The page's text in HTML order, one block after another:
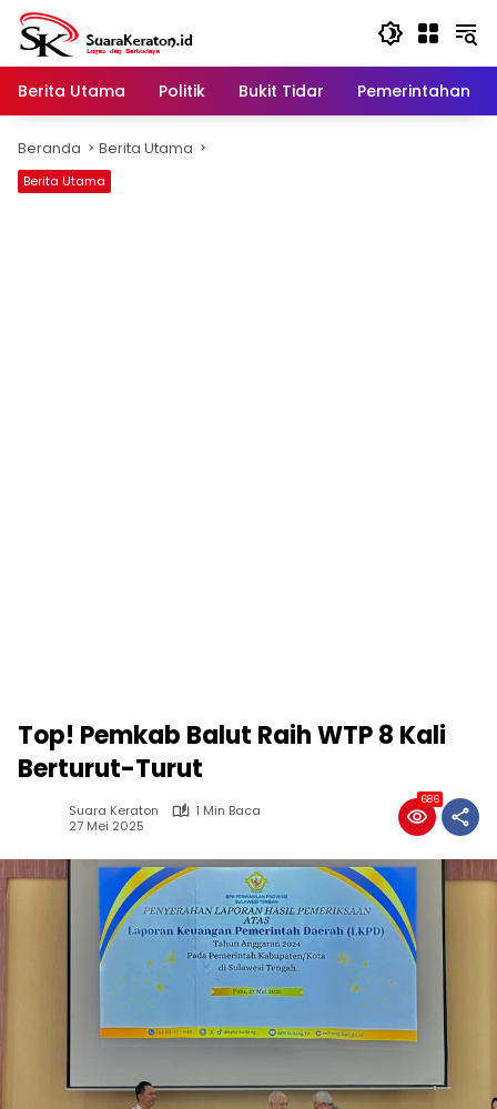
Langsung
konten
Berita Utama
Politik Bukit Tidar Pemerintahan
Beranda Berita Utama
Berita Utama
Top! Pemkab Balut Raih WTP 8 Kali
Berturut-Turut
Suara Keraton
1 Min Baca
27 Mei 2025
686